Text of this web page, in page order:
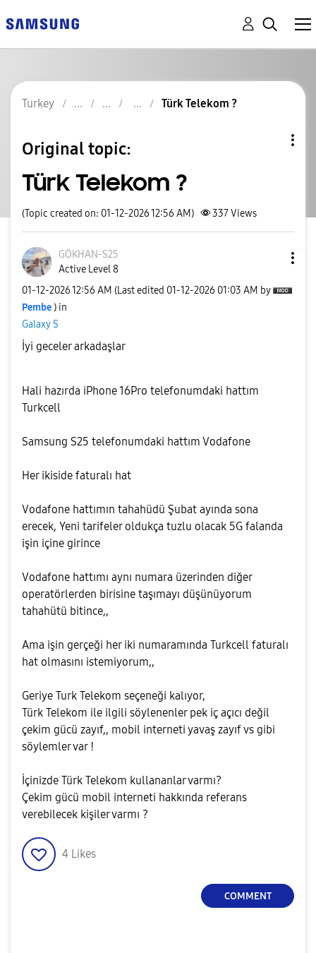
Turkey Türk Telekom ?
Original topic:
Türk Telekom ?
(Topic created on: 01-12-2026 12:56 AM) 337Views
GÖKHAN-S25
Active Level 8
‎01-12-202612:56 AM (Last edited ‎01-12-2026 01:03 AM by
Pembe ) in
Galaxy S
İyi geceler arkadaşlar
Hali hazırda iPhone 16Pro telefonumdaki hattım
Turkcell
Samsung S25 telefonumdaki hattım Vodafone
Her ikiside faturalı hat
Vodafone hattımın tahahüdü Şubat ayında sona
erecek, Yeni tarifeler oldukça tuzlu olacak 5G falanda
işin içine girince
Vodafone hattımı aynı numara üzerinden diğer
operatörlerden birisine taşımayı düşünüyorum
tahahütü bitince,,
Ama işin gerçeği her iki numaramında Turkcell faturalı
hat olmasını istemiyorum,,
Geriye Turk Telekom seçeneği kalıyor,
Türk Telekom ile ilgili söylenenler pek iç açıcı değil
çekim gücü zayıf,, mobil interneti yavaş zayıf vs gibi
söylemler var !
İçinizde Türk Telekom kullananlar varmı?
Çekim gücü mobil interneti hakkında referans
verebilecek kişiler varmı ?
4 Likes
COMMENT